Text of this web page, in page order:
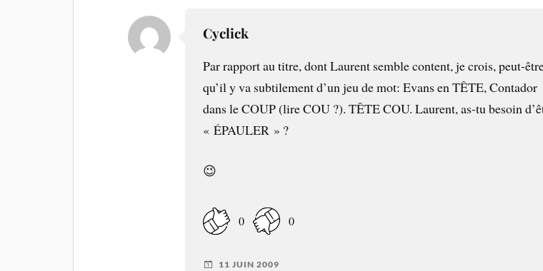
Cyclick
Par rapport au titre, dont Laurent semble content, je crois, peut-
qu’il y va subtilement d’un jeu de mot: Evans en TÊTE, Contador
dans le COUP (lire COU ?). TÊTE COU. Laurent, as-tu besoin
« ÉPAULER » ?
😉
0 0
11 JUIN 2009